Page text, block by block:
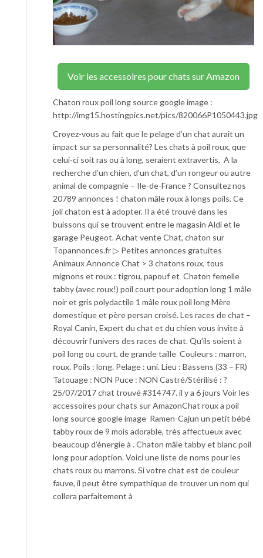
Voir les accessoires pour chats sur Amazon
Chaton roux poil long source google image :
http://img15.hostingpics.net/pics/820066P1050443.jpg
Croyez-vous au fait que le pelage d’un chat aurait un
impact sur sa personnalité? Les chats à poil roux, que
celui-ci soit ras ou à long, seraient extravertis, A la
recherche d’un chien, d’un chat, d’un rongeur ou autre
animal de compagnie – Ile-de-France ? Consultez nos
20789 annonces ! chaton mâle roux à longs poils. Ce
joli chaton est à adopter. Il a été trouvé dans les
buissons qui se trouvent entre le magasin Aldi et le
garage Peugeot. Achat vente Chat, chaton sur
Topannonces.fr ▷ Petites annonces gratuites
Animaux Annonce Chat > 3 chatons roux, tous
mignons et roux : tigrou, papouf et Chaton femelle
tabby (avec roux!) poil court pour adoption long 1 mâle
noir et gris polydactile 1 mâle roux poil long Mère
domestique et père persan croisé. Les races de chat –
Royal Canin, Expert du chat et du chien vous invite à
découvrir l’univers des races de chat. Qu’ils soient à
poil long ou court, de grande taille Couleurs : marron,
roux. Poils : long. Pelage : uni. Lieu : Bassens (33 – FR)
Tatouage : NON Puce : NON Castré/Stérilisé : ?
25/07/2017 chat trouvé #314747. il y a 6 jours Voir les
accessoires pour chats sur AmazonChat roux a poil
long source google image Ramen-Cajun un petit bébé
tabby roux de 9 mois adorable, très affectueux avec
beaucoup d’énergie à . Chaton mâle tabby et blanc poil
long pour adoption. Voici une liste de noms pour les
chats roux ou marrons. Si votre chat est de couleur
fauve, il peut être sympathique de trouver un nom qui
collera parfaitement à